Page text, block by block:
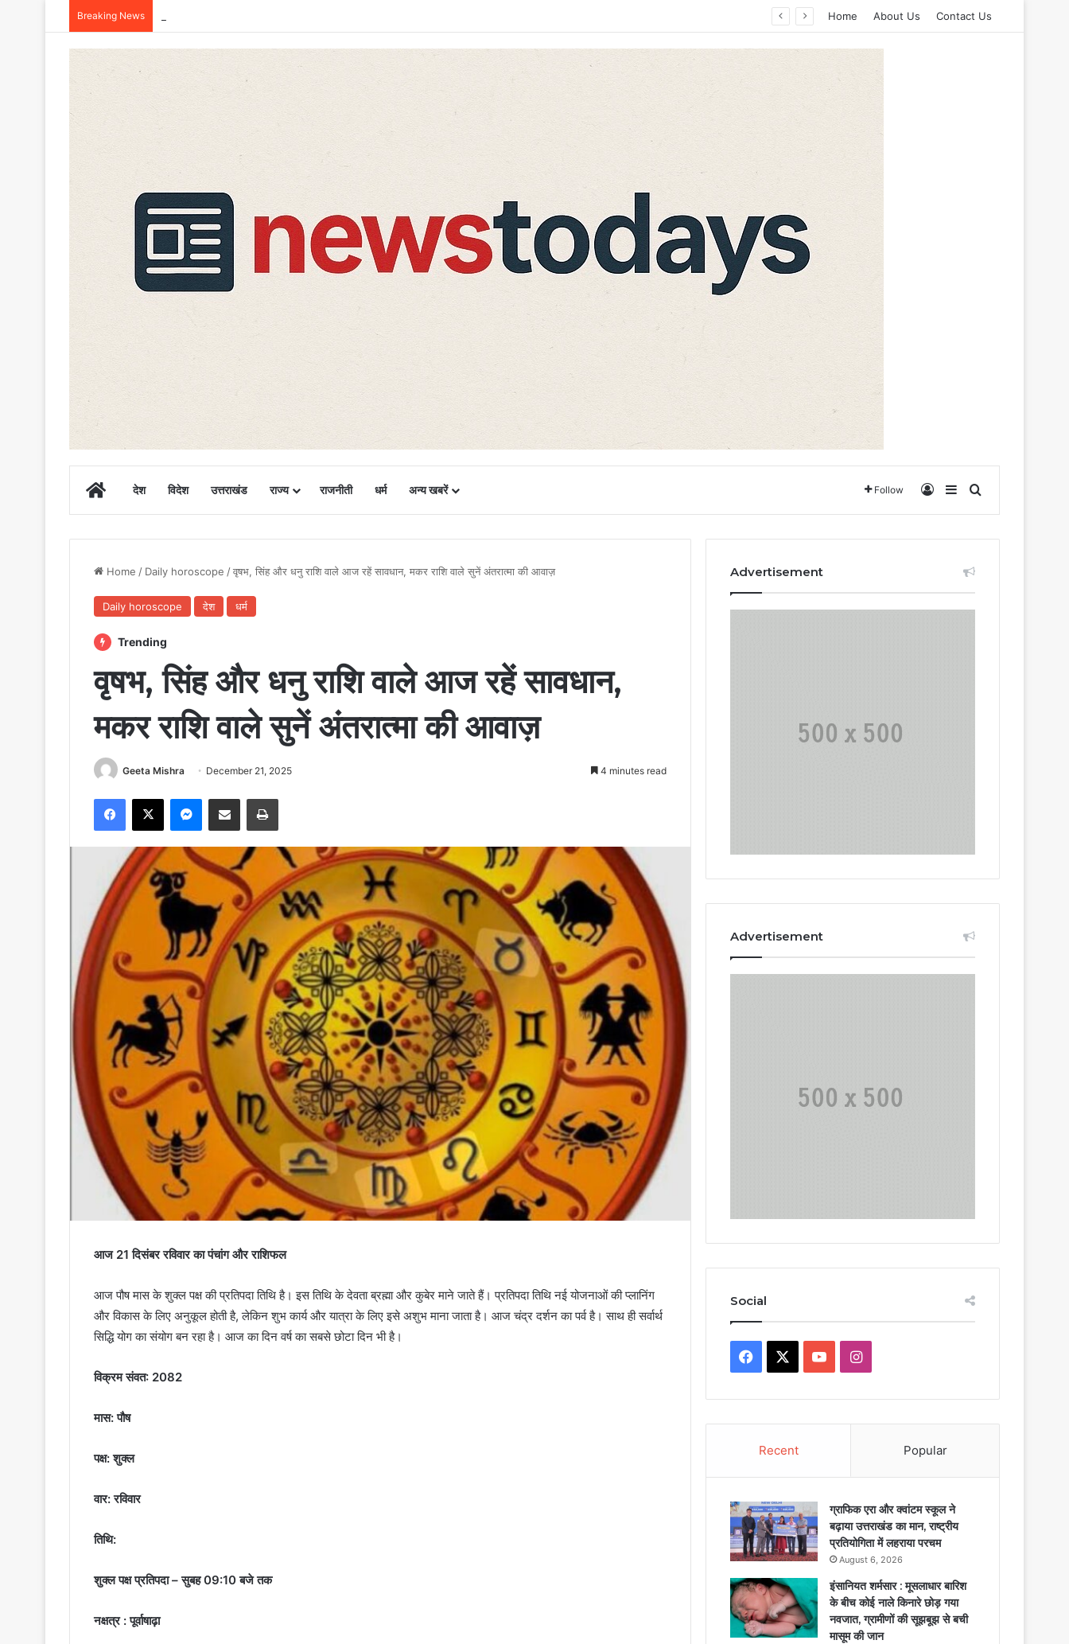
Breaking News Home About Us Contact Us
Homeदेश विदेश उत्तराखंड राज्य राजनीती धर्म अन्य खबरें Follow Log InSidebarSearch for
Home / Daily horoscope /वृषभ, सिंह और धनु राशि वाले आज रहें सावधान, मकर राशि वाले सुनें अंतरात्मा की आवाज़
Daily horoscope देश धर्म
Trending
वृषभ, सिंह और धनु राशि वाले आज रहें सावधान,
मकर राशि वाले सुनें अंतरात्मा की आवाज़
Geeta Mishra December 21, 2025 4 minutes read
Facebook
X Messenger
Share via Email Print
आज 21 दिसंबर रविवार का पंचांग और राशिफल
आज पौष मास के शुक्ल पक्ष की प्रतिपदा तिथि है। इस तिथि के देवता ब्रह्मा और कुबेर माने जाते हैं। प्रतिपदा तिथि नई योजनाओं की प्लानिंग
और विकास के लिए अनुकूल होती है, लेकिन शुभ कार्य और यात्रा के लिए इसे अशुभ माना जाता है। आज चंद्र दर्शन का पर्व है। साथ ही सर्वार्थ
सिद्धि योग का संयोग बन रहा है। आज का दिन वर्ष का सबसे छोटा दिन भी है।
विक्रम संवत: 2082
मास: पौष
पक्ष: शुक्ल
वार: रविवार
तिथि:
शुक्ल पक्ष प्रतिपदा – सुबह 09:10 बजे तक
नक्षत्र : पूर्वाषाढ़ा
Advertisement
Advertisement
Social
Facebook YouTubeInstagram
Recent Popular
ग्राफिक एरा और क्वांटम स्कूल ने
बढ़ाया उत्तराखंड का मान, राष्ट्रीय
प्रतियोगिता में लहराया परचम
August 6, 2026
इंसानियत शर्मसार : मूसलाधार बारिश
के बीच कोई नाले किनारे छोड़ गया
नवजात, ग्रामीणों की सूझबूझ से बची
मासूम की जान